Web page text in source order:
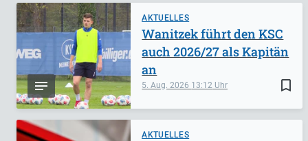
AKTUELLES
bookmark_border
5. Aug. 2026 13:12
Wanitzek führt den KSC
auch 2026/27 als Kapitän
an
AKTUELLES